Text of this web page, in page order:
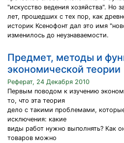
"искусство ведения хозяйства". Но
лет, прошедших с тех пор, как
историк Ксенофонт дал это имя
изменилось до неузнаваемости.
Предмет, методы и
экономической теории
Реферат, 24 Декабря 2010
Первым поводом к изучению
то, что эта теория
дело с такими проблемами,
исключения: какие
виды работ нужно выполнять? Как
товаров можно